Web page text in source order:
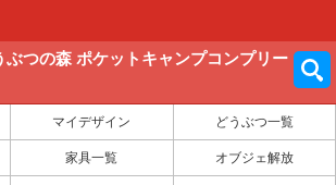
ぶつの森 ポケットキャンプコンプリー
マイデザイン どうぶつ一覧
家具一覧 オブジェ解放